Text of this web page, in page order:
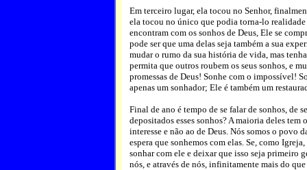
Em terceiro lugar, ela tocou no Senhor,
ela tocou no único que podia torna-lo realidade
encontram com os sonhos de Deus, Ele se
pode ser que uma delas seja também a sua
mudar o rumo da sua história de vida, mas
permita que outros roubem os seus sonhos, e
promessas de Deus! Sonhe com o impossível!
apenas um sonhador; Ele é também um
Final de ano é tempo de se falar de sonhos, de
depositados esses sonhos? A maioria deles
interesse e não ao de Deus. Nós somos o povo
espera que sonhemos com elas. Se, como
sonhar com ele e deixar que isso seja primeiro
nós, e através de nós, infinitamente mais do